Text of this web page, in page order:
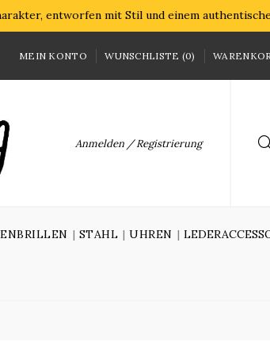
entworfen mit Stil und einem
MEIN KONTO WUNSCHLISTE (0)
Anmelden / Registrierung
STAHL UHREN